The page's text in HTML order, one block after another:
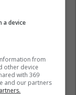
a device
from
other device
with 369
and our partners